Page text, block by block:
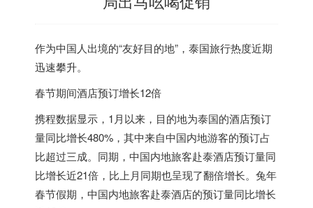
作为中国人出境的“友好目的地”， 泰国旅行热度近期
迅速攀升。
春节期间酒店预订增长12倍
携程数据显示，1月以来，目的地为泰国的酒店预订
量同比增长480%，其中来自中国内地游客的预订占
比超过三成。同期，中国内地旅客赴泰酒店预订量同
比增长近21倍，比上月同期也呈现了翻倍增长。兔年
春节假期，中国内地旅客赴泰酒店的预订量同比增长